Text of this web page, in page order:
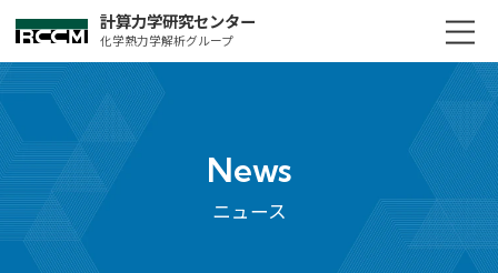
計算力学研究センター
化学熱力学解析グループ
News
ニュース